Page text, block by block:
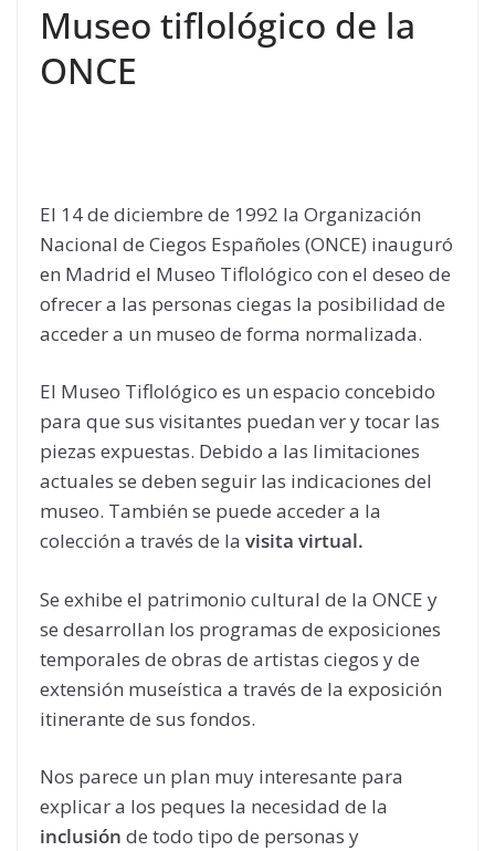
Museo tiflológico de la
ONCE
El 14 de diciembre de 1992 la Organización
Nacional de Ciegos Españoles (ONCE) inauguró
en Madrid el Museo Tiflológico con el deseo de
ofrecer a las personas ciegas la posibilidad de
acceder a un museo de forma normalizada.
El Museo Tiflológico es un espacio concebido
para que sus visitantes puedan ver y tocar las
piezas expuestas. Debido a las limitaciones
actuales se deben seguir las indicaciones del
museo. También se puede acceder a la
colección a través de la visita virtual.
Se exhibe el patrimonio cultural de la ONCE y
se desarrollan los programas de exposiciones
temporales de obras de artistas ciegos y de
extensión museística a través de la exposición
itinerante de sus fondos.
Nos parece un plan muy interesante para
explicar a los peques la necesidad de la
inclusión de todo tipo de personas y